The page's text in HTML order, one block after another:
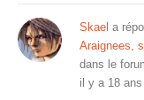
Skael a
Araignees,
dans le
il y a 18 ans